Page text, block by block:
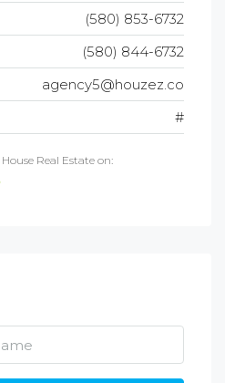
(580) 853-6732
(580) 844-6732
agency5@houzez.co
#
Real Estate on: